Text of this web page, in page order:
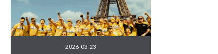
2026-03-23